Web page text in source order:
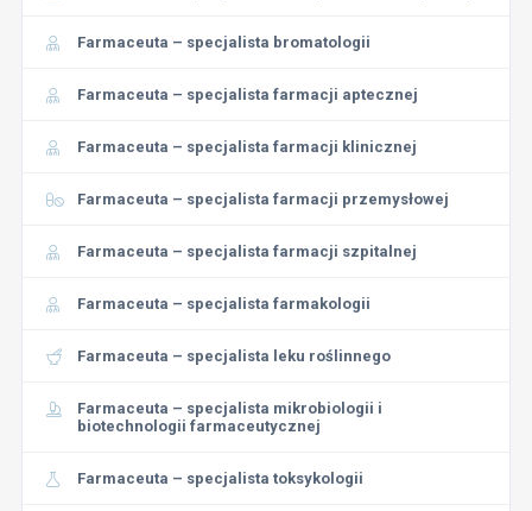
Farmaceuta – specjalista bromatologii
Farmaceuta – specjalista farmacji aptecznej
Farmaceuta – specjalista farmacji klinicznej
Farmaceuta – specjalista farmacji przemysłowej
Farmaceuta – specjalista farmacji szpitalnej
Farmaceuta – specjalista farmakologii
Farmaceuta – specjalista leku roślinnego
Farmaceuta – specjalista mikrobiologii i
biotechnologii farmaceutycznej
Farmaceuta – specjalista toksykologii